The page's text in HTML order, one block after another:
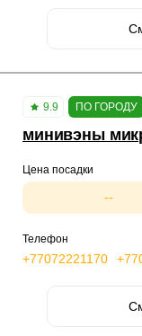
9.9 ПО ГОРОДУ
минивэны
Цена посадки
--
Телефон
+77072221170